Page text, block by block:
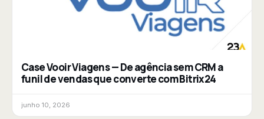
Case Vooir Viagens — De agência sem CRM a
funil de vendas que converte com Bitrix24
junho 10, 2026